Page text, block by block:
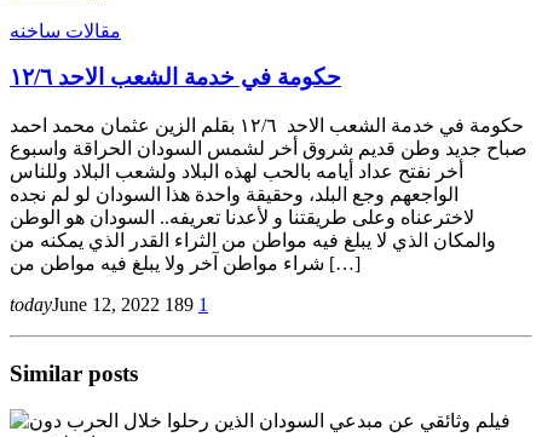
مقالات ساخنه
حكومة في خدمة الشعب الاحد ١٢/٦
حكومة في خدمة الشعب الاحد ١٢/٦ بقلم الزين عثمان محمد احمد
صباح جديد وطن قديم شروق أخر لشمس السودان الحراقة واسبوع
أخر نفتح عداد أيامه بالحب لهذه البلاد ولشعب البلاد وللناس
الواجعهم وجع البلد، وحقيقة واحدة هذا السودان لو لم نجده
لاخترعناه وعلى طريقتنا و لأعدنا تعريفه.. السودان هو الوطن
والمكان الذي لا يبلغ فيه مواطن من الثراء القدر الذي يمكنه من
شراء مواطن آخر ولا يبلغ فيه مواطن من […]
todayJune 12, 2022 189 1
Similar posts